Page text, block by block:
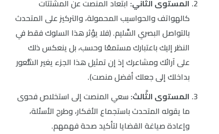
المستوى الثَّاني: ابتعاد المنصت عن المشتتات
كالهواتف والحواسيب المحمولة، والتركيز على المتحدث
بالتواصل البصري السَّليم. (فلا يؤثر هذا السلوك فقط في
النظر إليك باعتبارك مستمعًا وحسب، بل ينعكس ذلك
على آرائك ومشاعرك إذ إن تمثيل هذا الجزء يغير الشُّعور
بداخلك إلى جعلك أفضل منصت).
المستوى الثَّالث:سعي المنصت إلى استخلاص فحوى
ما يقوله المتحدث باستجماع الأفكار، وطرح الأسئلة،
وإعادة صياغة القضايا لتأكيد صحة فهمهم.